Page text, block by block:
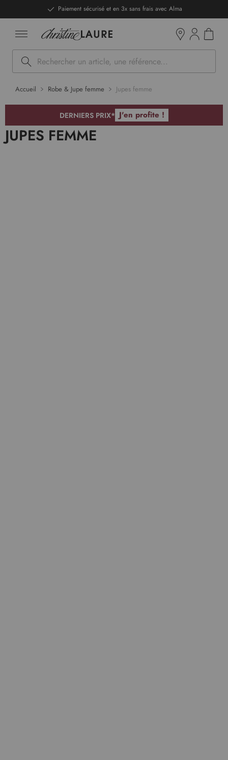
DERNIERS PRIX - Stocks limités
Rechercher
Accueil Robe & Jupe femme Jupes femme
DERNIERS PRIX* J'en profite !
JUPES FEMME